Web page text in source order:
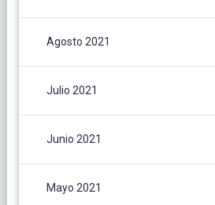
Agosto 2021
Julio 2021
Junio 2021
Mayo 2021